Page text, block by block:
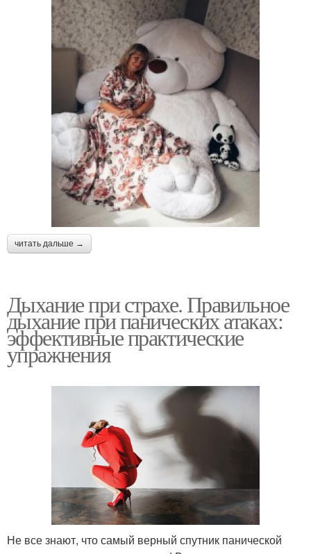
читать дальше →
Дыхание при страхе. Правильное
дыхание при панических атаках:
эффективные практические
упражнения
Не все знают, что самый верный спутник панической